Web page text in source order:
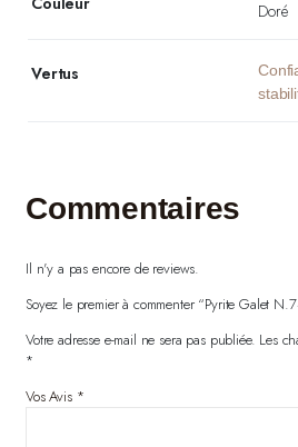
Doré
Vertus
Commentaires
Il n'y a pas encore de reviews.
Soyez le premier à commenter “Pyrite Galet
Votre adresse e-mail ne sera pas publiée. Les
*
Vos Avis *